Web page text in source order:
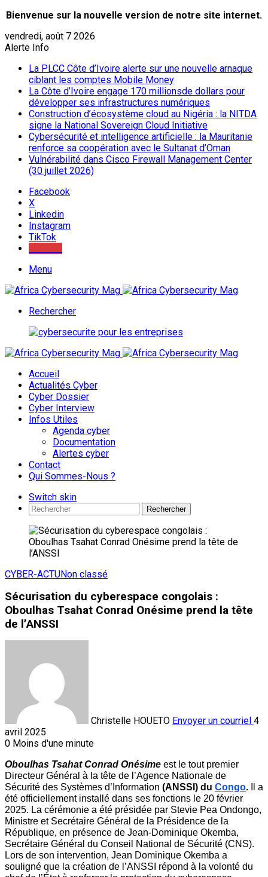
Bienvenue sur la nouvelle version de notre site internet.
vendredi, août 7 2026
Alerte Info
La PLCC Côte d’Ivoire alerte sur une nouvelle arnaque
ciblant les comptes Mobile Money
La Côte d’Ivoire engage 170 millionsde dollars pour
développer ses infrastructures numériques
Construction d’écosystème cloud au Nigéria : la NITDA
signe la National Sovereign Cloud Initiative
Cybersécurité et intelligence artificielle : la Mauritanie
renforce sa coopération avec le Sultanat d’Oman
Vulnérabilité dans Cisco Firewall Management Center
(30 juillet 2026)
Facebook
X
Linkedin
Instagram
TikTok
Menu
Rechercher
Accueil
Actualités Cyber
Cyber Dossier
Cyber Interview
Infos Utiles
Agenda cyber
Documentation
Alertes cyber
Contact
Qui Sommes-Nous ?
Switch skin
Rechercher
CYBER-ACTUNon classé
Sécurisation du cyberespace congolais :
Oboulhas Tsahat Conrad Onésime prend la tête
de l’ANSSI
Christelle HOUETO Envoyer un courriel 4
avril 2025
0 Moins d'une minute
Oboulhas Tsahat Conrad Onésime est le tout premier
Directeur Général à la tête de l’Agence Nationale de
Sécurité des Systèmes d’Information (ANSSI) du Congo.
Il a
été officiellement installé dans ses fonctions le 20 février
2025. La cérémonie a été présidée par Stevie Pea Ondongo,
Ministre et Secrétaire Général de la Présidence de la
République, en présence de Jean-Dominique Okemba,
Secrétaire Général du Conseil National de Sécurité (CNS).
Lors de son intervention, Jean Dominique Okemba a
souligné que la création de l’ANSSI répond à la volonté du